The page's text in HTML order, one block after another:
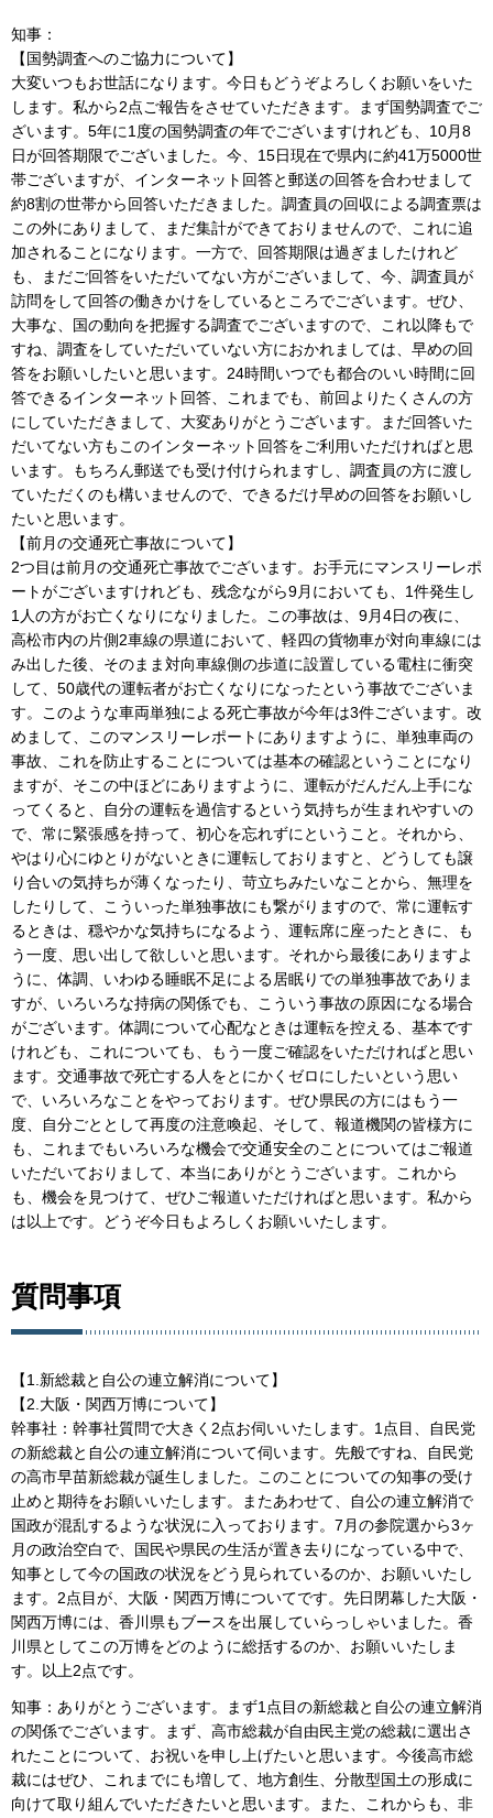
知事：
【国勢調査へのご協力について】
大変いつもお世話になります。今日もどうぞよろしくお願いをいた
します。私から2点ご報告をさせていただきます。まず国勢調査でご
ざいます。5年に1度の国勢調査の年でございますけれども、10月8
日が回答期限でございました。今、15日現在で県内に約41万5000世
帯ございますが、インターネット回答と郵送の回答を合わせまして
約8割の世帯から回答いただきました。調査員の回収による調査票は
この外にありまして、まだ集計ができておりませんので、これに追
加されることになります。一方で、回答期限は過ぎましたけれど
も、まだご回答をいただいてない方がございまして、今、調査員が
訪問をして回答の働きかけをしているところでございます。ぜひ、
大事な、国の動向を把握する調査でございますので、これ以降もで
すね、調査をしていただいていない方におかれましては、早めの回
答をお願いしたいと思います。24時間いつでも都合のいい時間に回
答できるインターネット回答、これまでも、前回よりたくさんの方
にしていただきまして、大変ありがとうございます。まだ回答いた
だいてない方もこのインターネット回答をご利用いただければと思
います。もちろん郵送でも受け付けられますし、調査員の方に渡し
ていただくのも構いませんので、できるだけ早めの回答をお願いし
たいと思います。
【前月の交通死亡事故について】
2つ目は前月の交通死亡事故でございます。お手元にマンスリーレポ
ートがございますけれども、残念ながら9月においても、1件発生し
1人の方がお亡くなりになりました。この事故は、9月4日の夜に、
高松市内の片側2車線の県道において、軽四の貨物車が対向車線には
み出した後、そのまま対向車線側の歩道に設置している電柱に衝突
して、50歳代の運転者がお亡くなりになったという事故でございま
す。このような車両単独による死亡事故が今年は3件ございます。改
めまして、このマンスリーレポートにありますように、単独車両の
事故、これを防止することについては基本の確認ということになり
ますが、そこの中ほどにありますように、運転がだんだん上手にな
ってくると、自分の運転を過信するという気持ちが生まれやすいの
で、常に緊張感を持って、初心を忘れずにということ。それから、
やはり心にゆとりがないときに運転しておりますと、どうしても譲
り合いの気持ちが薄くなったり、苛立ちみたいなことから、無理を
したりして、こういった単独事故にも繋がりますので、常に運転す
るときは、穏やかな気持ちになるよう、運転席に座ったときに、も
う一度、思い出して欲しいと思います。それから最後にありますよ
うに、体調、いわゆる睡眠不足による居眠りでの単独事故でありま
すが、いろいろな持病の関係でも、こういう事故の原因になる場合
がございます。体調について心配なときは運転を控える、基本です
けれども、これについても、もう一度ご確認をいただければと思い
ます。交通事故で死亡する人をとにかくゼロにしたいという思い
で、いろいろなことをやっております。ぜひ県民の方にはもう一
度、自分ごととして再度の注意喚起、そして、報道機関の皆様方に
も、これまでもいろいろな機会で交通安全のことについてはご報道
いただいておりまして、本当にありがとうございます。これから
も、機会を見つけて、ぜひご報道いただければと思います。私から
は以上です。どうぞ今日もよろしくお願いいたします。
質問事項
【1.新総裁と自公の連立解消について】
【2.大阪・関西万博について】
幹事社：幹事社質問で大きく2点お伺いいたします。1点目、自民党
の新総裁と自公の連立解消について伺います。先般ですね、自民党
の高市早苗新総裁が誕生しました。このことについての知事の受け
止めと期待をお願いいたします。またあわせて、自公の連立解消で
国政が混乱するような状況に入っております。7月の参院選から3ヶ
月の政治空白で、国民や県民の生活が置き去りになっている中で、
知事として今の国政の状況をどう見られているのか、お願いいたし
ます。2点目が、大阪・関西万博についてです。先日閉幕した大阪・
関西万博には、香川県もブースを出展していらっしゃいました。香
川県としてこの万博をどのように総括するのか、お願いいたしま
す。以上2点です。
知事：ありがとうございます。まず1点目の新総裁と自公の連立解消
の関係でございます。まず、高市総裁が自由民主党の総裁に選出さ
れたことについて、お祝いを申し上げたいと思います。今後高市総
裁にはぜひ、これまでにも増して、地方創生、分散型国土の形成に
向けて取り組んでいただきたいと思います。また、これからも、非